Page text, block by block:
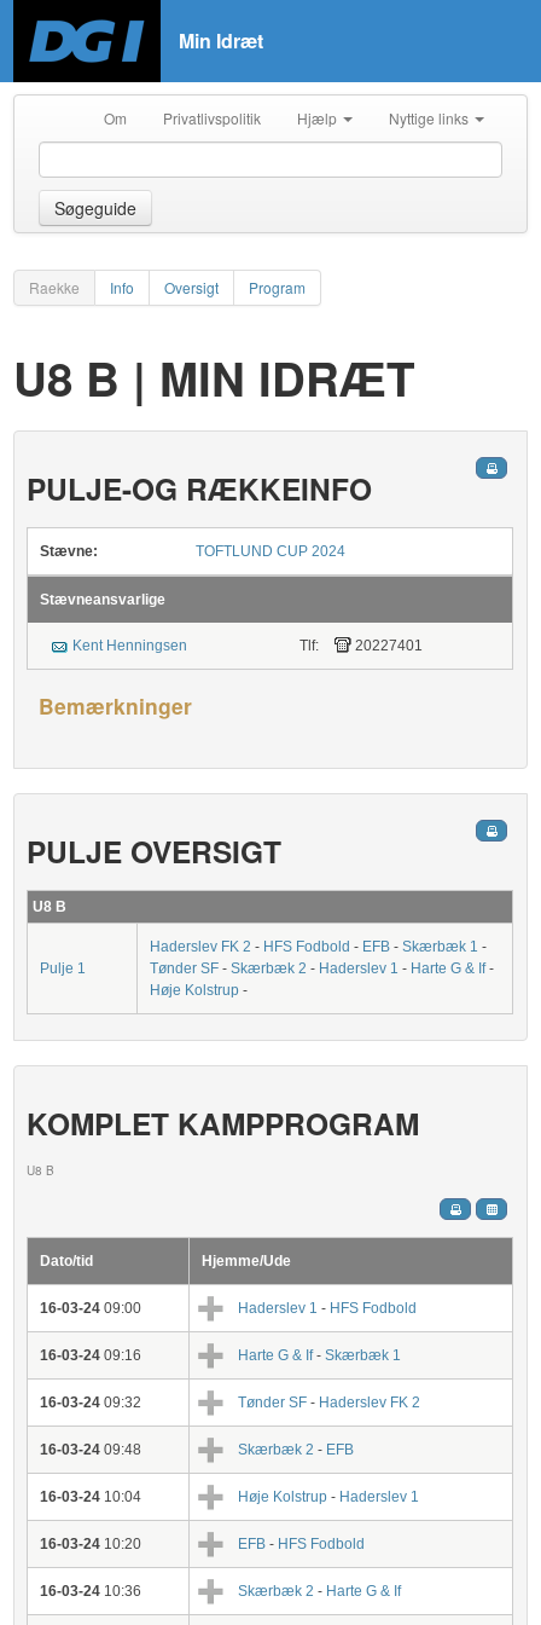
Min Idræt
Om Privatlivspolitik Hjælp Nyttige links
Søgeguide
Raekke Info Oversigt Program
U8 B | MIN IDRÆT
PULJE-OG RÆKKEINFO
Stævne: TOFTLUND CUP 2024
Stævneansvarlige
Kent Henningsen Tlf: 20227401
Bemærkninger
PULJE OVERSIGT
U8 B
Pulje 1
Haderslev FK 2 - HFS Fodbold - EFB -Skærbæk 1 -
Tønder SF -Skærbæk 2 - Haderslev 1 - Harte G & If-
Høje Kolstrup-
KOMPLET KAMPPROGRAM
U8 B
Dato/tid Hjemme/Ude
16-03-24 09:00 Haderslev 1 - HFS Fodbold
16-03-24 09:16 Harte G & If-Skærbæk 1
16-03-24 09:32 Tønder SF - Haderslev FK 2
16-03-24 09:48 Skærbæk 2 - EFB
16-03-24 10:04 Høje Kolstrup- Haderslev 1
16-03-24 10:20 EFB - HFS Fodbold
16-03-24 10:36 Skærbæk 2 - Harte G & If